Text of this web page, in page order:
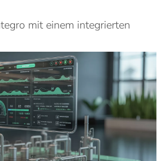
mit einem integrierten